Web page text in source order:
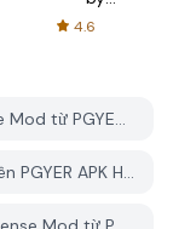
AFTVnews
4.6
Làm thế nào để tải Fireday Night Nonsense Mod từ PGYER APK HUB?
Ứng dụng Fireday Night Nonsense Mod trên PGYER APK HUB có miễn phí không?